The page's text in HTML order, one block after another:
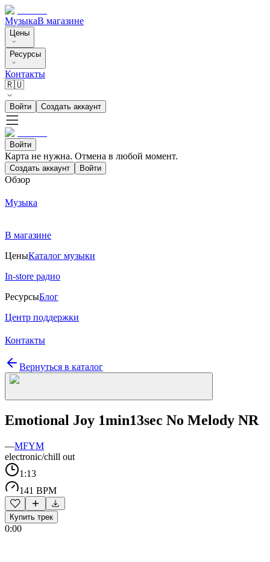
МузыкаВ магазине
Цены
Ресурсы
Контакты
🇷🇺
Войти Создать аккаунт
Войти
Карта не нужна. Отмена в любой момент.
Создать аккаунт Войти
Обзор
Музыка
В магазине
ЦеныКаталог музыки
In-store радио
РесурсыБлог
Центр поддержки
Контакты
Вернуться в каталог
Emotional Joy 1min13sec No Melody NR
—MFYM
electronic/chill out
1:13
141 BPM
Купить трек
0:00